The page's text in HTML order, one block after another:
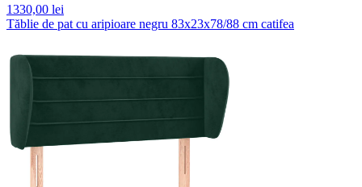
1330,00 lei
Tăblie de pat cu aripioare negru 83x23x78/88 cm catifea